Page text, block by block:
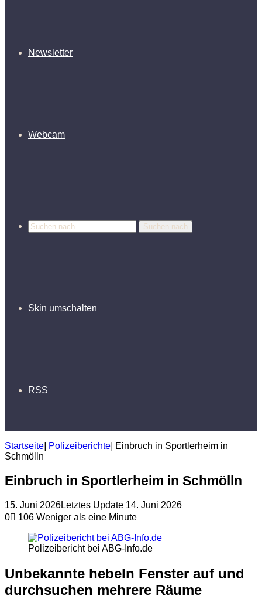
Newsletter
Webcam
Suchen nach
Skin umschalten
RSS
Startseite Polizeiberichte Einbruch in Sportlerheim in
Schmölln
Einbruch in Sportlerheim in Schmölln
15. Juni 2026Letztes Update 14. Juni 2026
0
106 Weniger als eine Minute
Polizeibericht bei ABG-Info.de
Unbekannte hebeln Fenster auf und
durchsuchen mehrere Räume